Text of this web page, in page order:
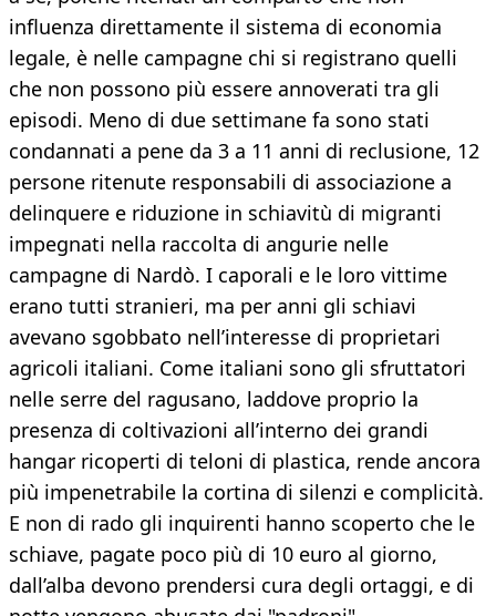
influenza direttamente il sistema di economia
legale, è nelle campagne chi si registrano quelli
che non possono più essere annoverati tra gli
episodi. Meno di due settimane fa sono stati
condannati a pene da 3 a 11 anni di reclusione, 12
persone ritenute responsabili di associazione a
delinquere e riduzione in schiavitù di migranti
impegnati nella raccolta di angurie nelle
campagne di Nardò. I caporali e le loro vittime
erano tutti stranieri, ma per anni gli schiavi
avevano sgobbato nell’interesse di proprietari
agricoli italiani. Come italiani sono gli sfruttatori
nelle serre del ragusano, laddove proprio la
presenza di coltivazioni all’interno dei grandi
hangar ricoperti di teloni di plastica, rende ancora
più impenetrabile la cortina di silenzi e complicità.
E non di rado gli inquirenti hanno scoperto che le
schiave, pagate poco più di 10 euro al giorno,
dall’alba devono prendersi cura degli ortaggi, e di